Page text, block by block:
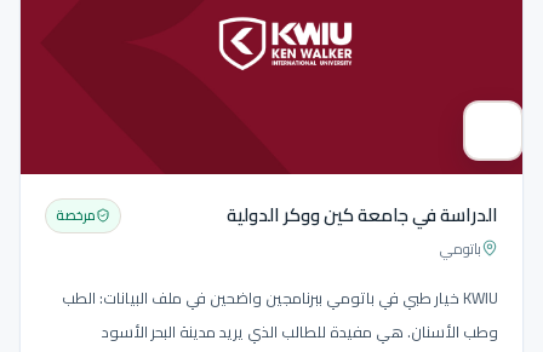
الدراسة في جامعة كين ووكر الدولية
باتومي
مرخصة
KWIU خيار طبي في باتومي ببرنامجين واضحين في ملف البيانات: الطب
وطب الأسنان. هي مفيدة للطالب الذي يريد مدينة البحر الأسود